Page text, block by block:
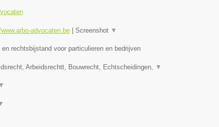
advocaten.be| Screenshot ▼
rechtsbijstand voor particulieren en bedrijven
Arbeidsrechtt, Bouwrecht, Echtscheidingen, ▼
▼